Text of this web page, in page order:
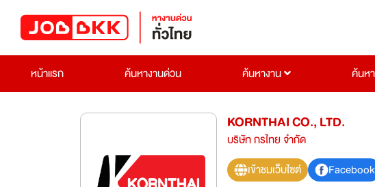
หน้าแรก
ค้นหางานด่วน ค้นหางาน ค้นห
KORNTHAI CO., LTD.
บริษัท กรไทย จำกัด
เข้าชมเว็บไซต์
Facebook